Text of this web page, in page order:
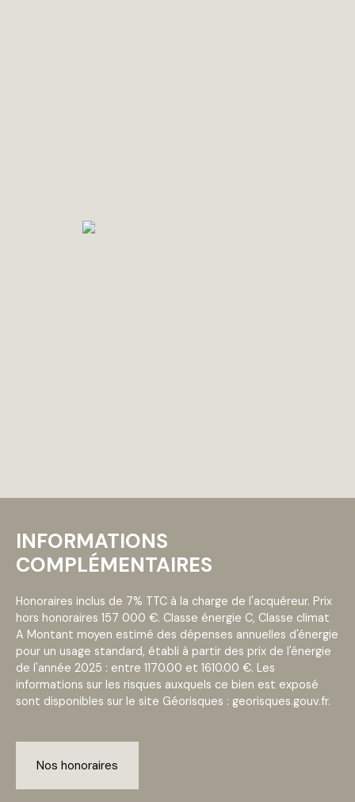
INFORMATIONS
COMPLÉMENTAIRES
Honoraires inclus de 7% TTC à la charge de l'acquéreur. Prix
hors honoraires 157 000 €. Classe énergie C, Classe climat
A Montant moyen estimé des dépenses annuelles d'énergie
pour un usage standard, établi à partir des prix de l'énergie
de l'année 2025 : entre 1170.00 et 1610.00 €. Les
informations sur les risques auxquels ce bien est exposé
sont disponibles sur le site Géorisques : georisques.gouv.fr.
Nos honoraires